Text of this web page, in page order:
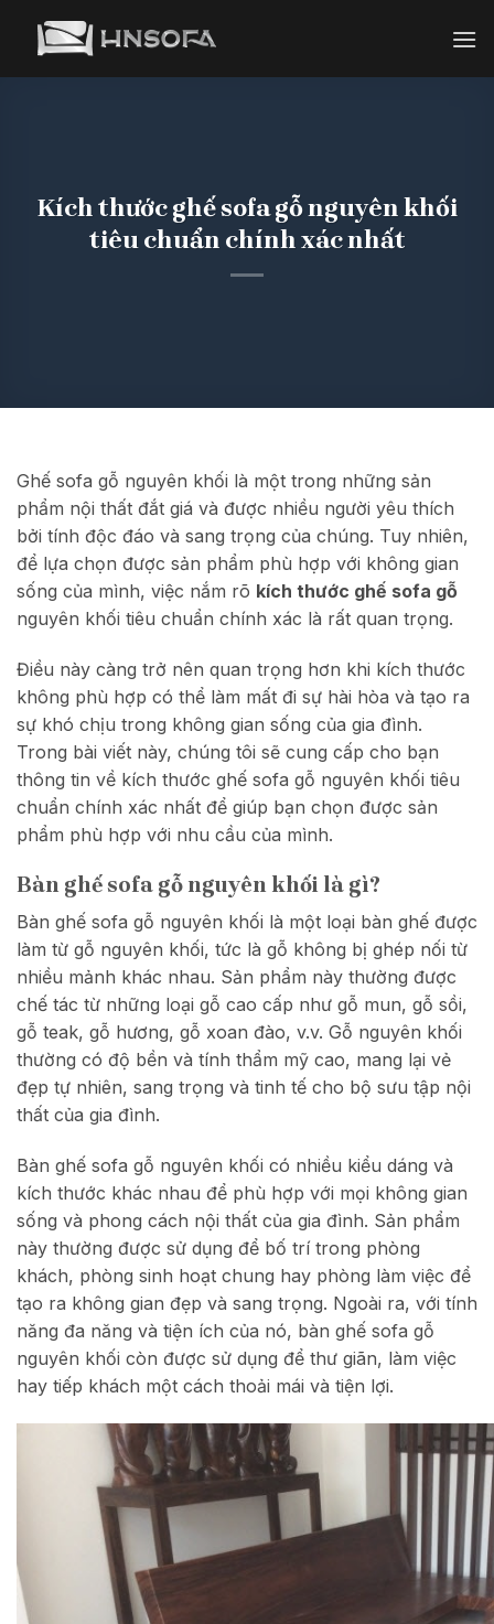
Kích thước ghế sofa gỗ nguyên khối
tiêu chuẩn chính xác nhất
Ghế sofa gỗ nguyên khối là một trong những sản
phẩm nội thất đắt giá và được nhiều người yêu thích
bởi tính độc đáo và sang trọng của chúng. Tuy nhiên,
để lựa chọn được sản phẩm phù hợp với không gian
sống của mình, việc nắm rõ kích thước ghế sofa gỗ
nguyên khối tiêu chuẩn chính xác là rất quan trọng.
Điều này càng trở nên quan trọng hơn khi kích thước
không phù hợp có thể làm mất đi sự hài hòa và tạo ra
sự khó chịu trong không gian sống của gia đình.
Trong bài viết này, chúng tôi sẽ cung cấp cho bạn
thông tin về kích thước ghế sofa gỗ nguyên khối tiêu
chuẩn chính xác nhất để giúp bạn chọn được sản
phẩm phù hợp với nhu cầu của mình.
Bàn ghế sofa gỗ nguyên khối là gì?
Bàn ghế sofa gỗ nguyên khối là một loại bàn ghế được
làm từ gỗ nguyên khối, tức là gỗ không bị ghép nối từ
nhiều mảnh khác nhau. Sản phẩm này thường được
chế tác từ những loại gỗ cao cấp như gỗ mun, gỗ sồi,
gỗ teak, gỗ hương, gỗ xoan đào, v.v. Gỗ nguyên khối
thường có độ bền và tính thẩm mỹ cao, mang lại vẻ
đẹp tự nhiên, sang trọng và tinh tế cho bộ sưu tập nội
thất của gia đình.
Bàn ghế sofa gỗ nguyên khối có nhiều kiểu dáng và
kích thước khác nhau để phù hợp với mọi không gian
sống và phong cách nội thất của gia đình. Sản phẩm
này thường được sử dụng để bố trí trong phòng
khách, phòng sinh hoạt chung hay phòng làm việc để
tạo ra không gian đẹp và sang trọng. Ngoài ra, với tính
năng đa năng và tiện ích của nó, bàn ghế sofa gỗ
nguyên khối còn được sử dụng để thư giãn, làm việc
hay tiếp khách một cách thoải mái và tiện lợi.